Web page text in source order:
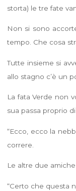
storta) le tre fate
Non si sono
tempo. Che cosa
Tutte insieme si
allo stagno c’è un
La fata Verde non
sua passa proprio di
“Ecco, ecco la
correre.
Le altre due
“Certo che questa